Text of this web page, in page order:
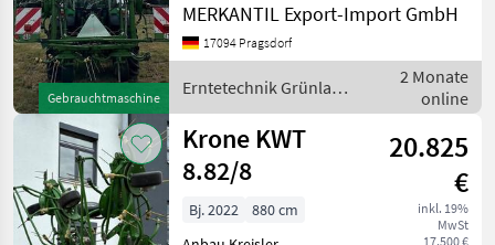
Gebrauchtmaschine
Anzahl Kreisel: 8,
Hydraulische Klappung
________
Zinkenverlustsicherung
Kreiselheuer
MERKANTIL Export-Import GmbH
17094 Pragsdorf
Erntetechnik Grünland
/ Krone
2 Monate
online
Krone KWT
8.82/8
20.825
€
inkl. 19%
MwSt
17.500 €
Bj. 2022
880 cm